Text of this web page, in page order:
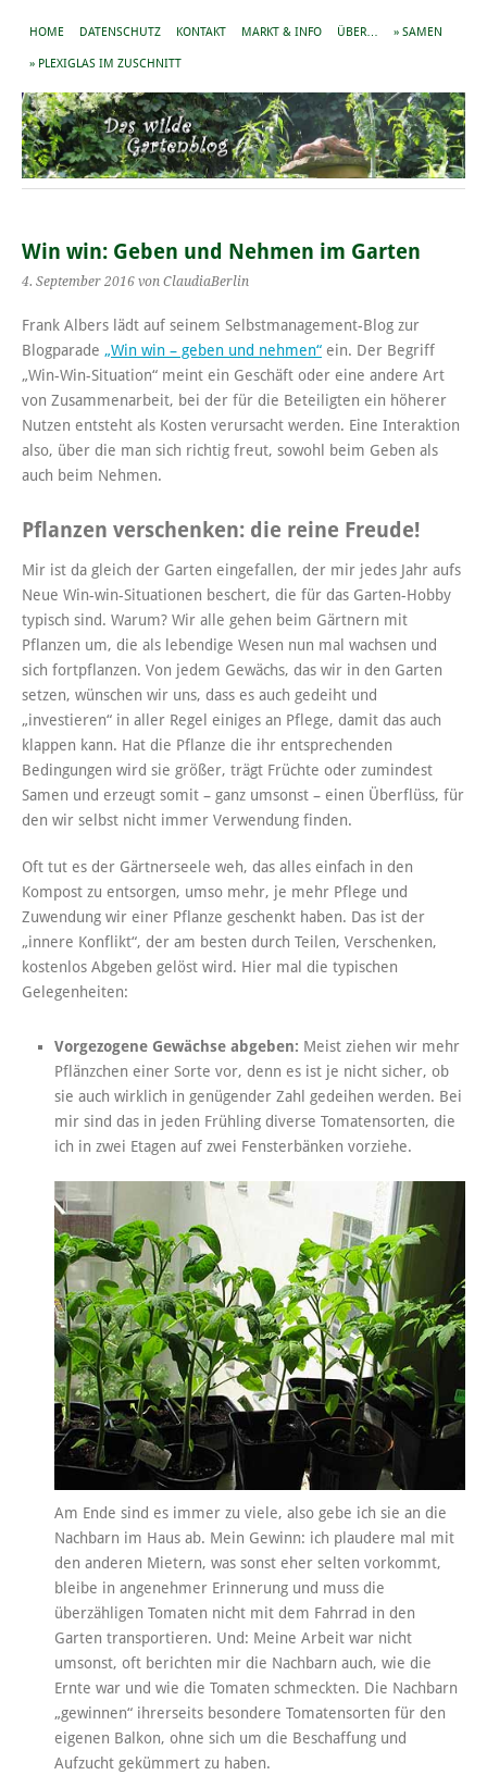
HOME DATENSCHUTZ KONTAKT MARKT & INFO ÜBER… » SAMEN
» PLEXIGLAS IM ZUSCHNITT
Win win: Geben und Nehmen im Garten
4. September 2016 von ClaudiaBerlin
Frank Albers lädt auf seinem Selbstmanagement-Blog zur
Blogparade „Win win – geben und nehmen“ ein. Der Begriff
„Win-Win-Situation“ meint ein Geschäft oder eine andere Art
von Zusammenarbeit, bei der für die Beteiligten ein höherer
Nutzen entsteht als Kosten verursacht werden. Eine Interaktion
also, über die man sich richtig freut, sowohl beim Geben als
auch beim Nehmen.
Pflanzen verschenken: die reine Freude!
Mir ist da gleich der Garten eingefallen, der mir jedes Jahr aufs
Neue Win-win-Situationen beschert, die für das Garten-Hobby
typisch sind. Warum? Wir alle gehen beim Gärtnern mit
Pflanzen um, die als lebendige Wesen nun mal wachsen und
sich fortpflanzen. Von jedem Gewächs, das wir in den Garten
setzen, wünschen wir uns, dass es auch gedeiht und
„investieren“ in aller Regel einiges an Pflege, damit das auch
klappen kann. Hat die Pflanze die ihr entsprechenden
Bedingungen wird sie größer, trägt Früchte oder zumindest
Samen und erzeugt somit – ganz umsonst – einen Überflüss, für
den wir selbst nicht immer Verwendung finden.
Oft tut es der Gärtnerseele weh, das alles einfach in den
Kompost zu entsorgen, umso mehr, je mehr Pflege und
Zuwendung wir einer Pflanze geschenkt haben. Das ist der
„innere Konflikt“, der am besten durch Teilen, Verschenken,
kostenlos Abgeben gelöst wird. Hier mal die typischen
Gelegenheiten:
Vorgezogene Gewächse abgeben: Meist ziehen wir mehr
Pflänzchen einer Sorte vor, denn es ist je nicht sicher, ob
sie auch wirklich in genügender Zahl gedeihen werden. Bei
mir sind das in jeden Frühling diverse Tomatensorten, die
ich in zwei Etagen auf zwei Fensterbänken vorziehe.
Am Ende sind es immer zu viele, also gebe ich sie an die
Nachbarn im Haus ab. Mein Gewinn: ich plaudere mal mit
den anderen Mietern, was sonst eher selten vorkommt,
bleibe in angenehmer Erinnerung und muss die
überzähligen Tomaten nicht mit dem Fahrrad in den
Garten transportieren. Und: Meine Arbeit war nicht
umsonst, oft berichten mir die Nachbarn auch, wie die
Ernte war und wie die Tomaten schmeckten. Die Nachbarn
„gewinnen“ ihrerseits besondere Tomatensorten für den
eigenen Balkon, ohne sich um die Beschaffung und
Aufzucht gekümmert zu haben.